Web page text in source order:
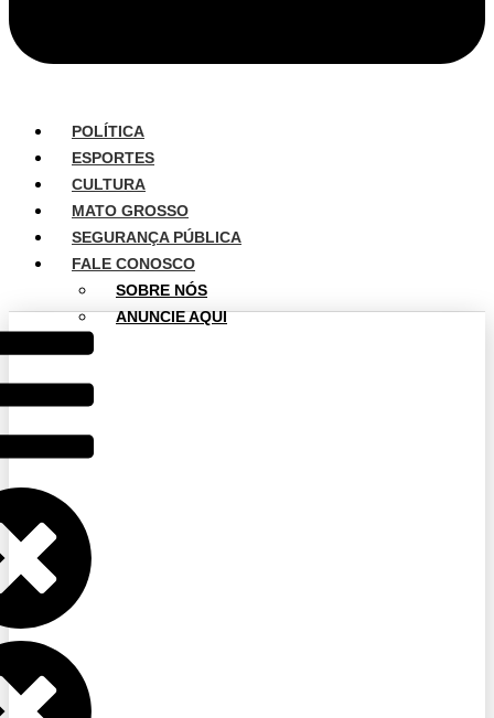
POLÍTICA
ESPORTES
CULTURA
MATO GROSSO
SEGURANÇA PÚBLICA
FALE CONOSCO
SOBRE NÓS
ANUNCIE AQUI